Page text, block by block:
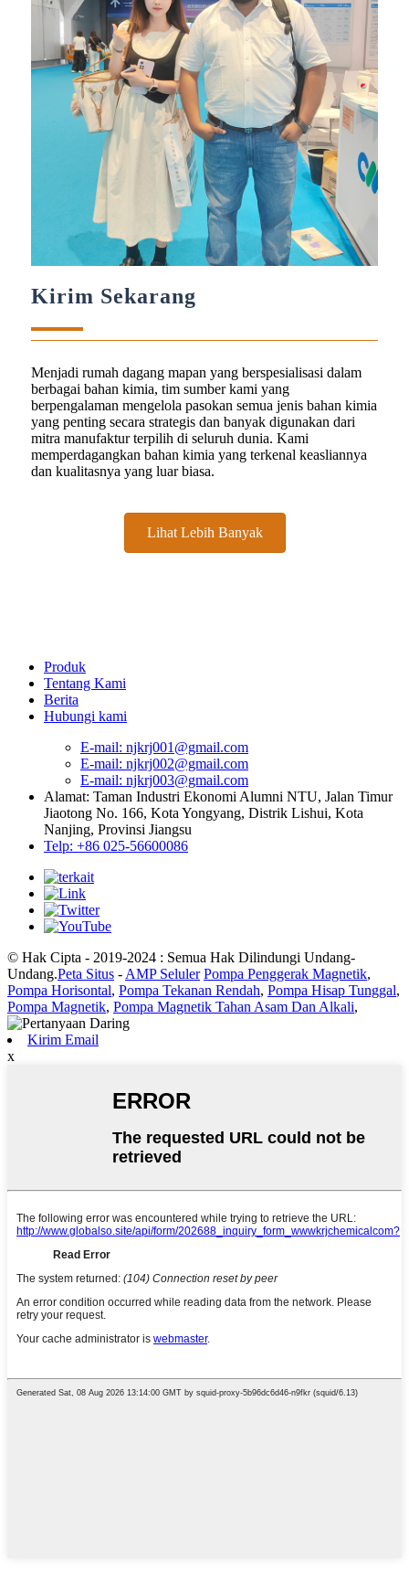
Kirim Sekarang
Menjadi rumah dagang mapan yang berspesialisasi dalam
berbagai bahan kimia, tim sumber kami yang
berpengalaman mengelola pasokan semua jenis bahan kimia
yang penting secara strategis dan banyak digunakan dari
mitra manufaktur terpilih di seluruh dunia. Kami
memperdagangkan bahan kimia yang terkenal keasliannya
dan kualitasnya yang luar biasa.
Lihat Lebih Banyak
Produk
Tentang Kami
Berita
Hubungi kami
E-mail: njkrj001@gmail.com
E-mail: njkrj002@gmail.com
E-mail: njkrj003@gmail.com
Alamat: Taman Industri Ekonomi Alumni NTU, Jalan Timur
Jiaotong No. 166, Kota Yongyang, Distrik Lishui, Kota
Nanjing, Provinsi Jiangsu
Telp: +86 025-56600086
© Hak Cipta - 2019-2024 : Semua Hak Dilindungi Undang-
Undang.Peta Situs - AMP Seluler Pompa Penggerak Magnetik,
Pompa Horisontal, Pompa Tekanan Rendah, Pompa Hisap Tunggal,
Pompa Magnetik, Pompa Magnetik Tahan Asam Dan Alkali,
Kirim Email
x